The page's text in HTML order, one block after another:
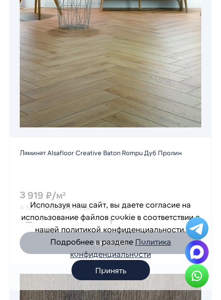
Ламинат Alsafloor Creative Baton Rompu Дуб Пролин
3 919 ₽/м²
4 703 ₽ упаковка — 1.2м²
В КОРЗИНУ
Используя наш сайт, вы даете согласие на
использование файлов cookie в соответствии с
нашей политикой конфиденциальности.
Подробнее в разделе Политика
конфиденциальности
Принять